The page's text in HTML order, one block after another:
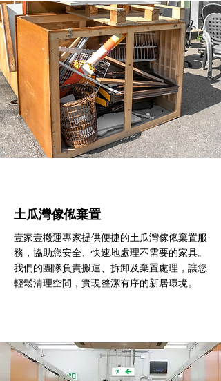
土瓜灣傢俬棄置
壹家壹搬運專家提供便捷的土瓜灣傢俬棄置服
務，協助您安全、快速地處理不需要的家具。
我們的團隊負責搬運、拆卸及棄置處理，讓您
輕鬆清理空間，實現整潔有序的新居環境。